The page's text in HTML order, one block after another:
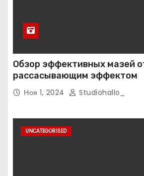
Обзор эффективных мазей
рассасывающим эффектом
Ноя 1, 2024 Studiohallo_
UNCATEGORISED